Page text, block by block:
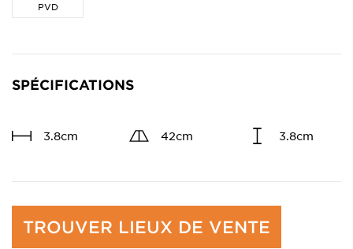
PVD
SPÉCIFICATIONS
3.8cm 42cm 3.8cm
TROUVER LIEUX DE VENTE